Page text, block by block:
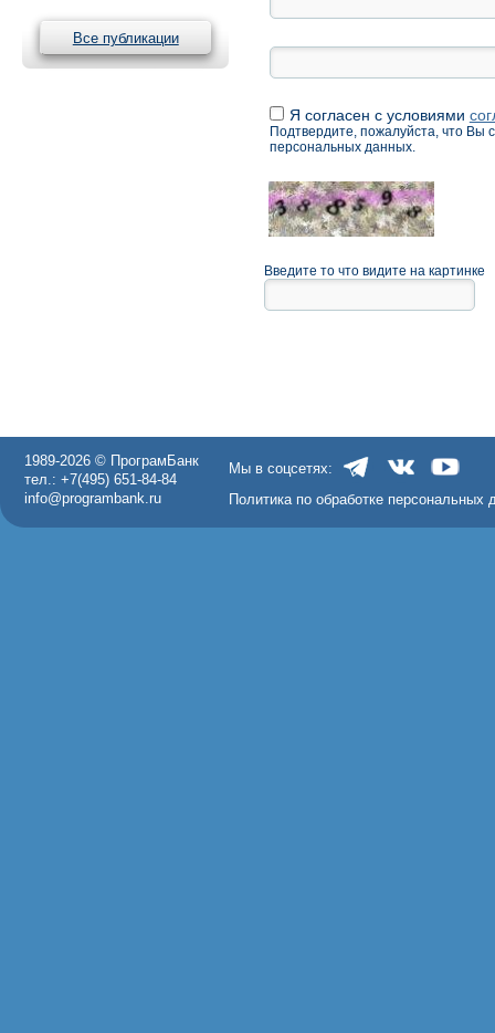
Все публикации
Я согласен с условиями
Подтвердите, пожалуйста, что Вы
персональных данных.
Введите то что видите на картинке
1989-2026 © ПрограмБанк
тел.: +7(495) 651-84-84
info@programbank.ru
Мы в соцсетях:
Политика по обработке персональных